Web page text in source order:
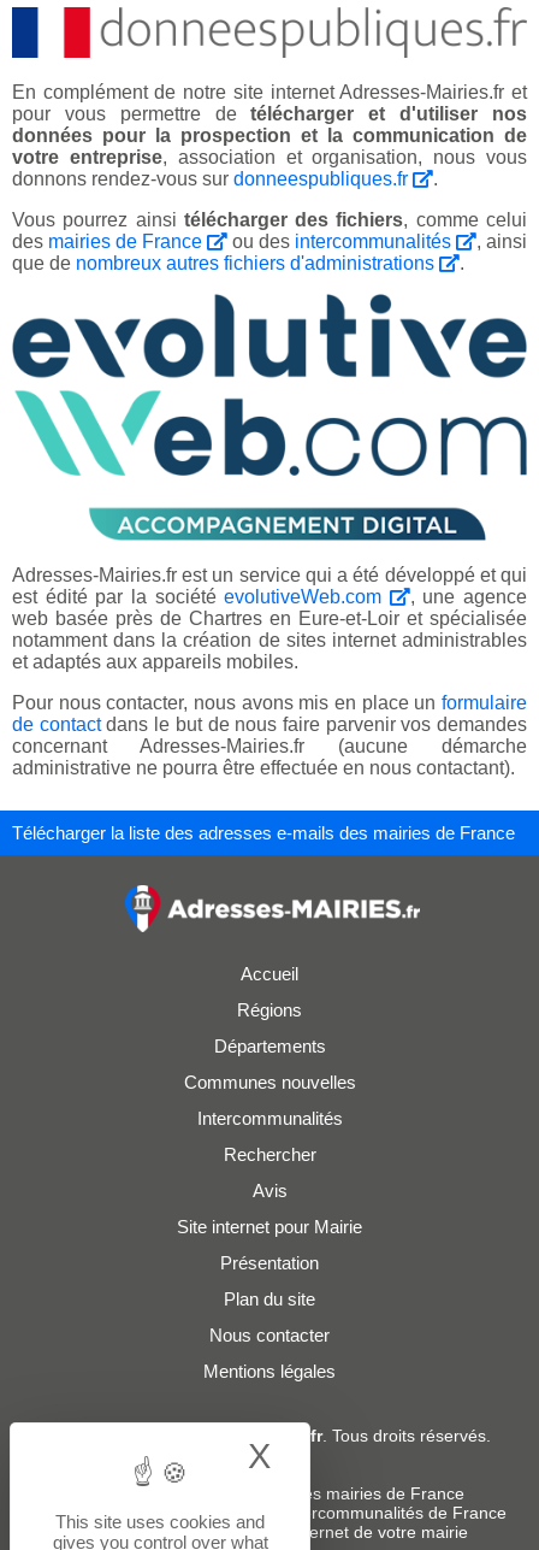
En complément de notre site internet Adresses-Mairies.fr et
pour vous permettre detélécharger et d'utiliser nos
données pour la prospection et la communication de
votre entreprise, association et organisation, nous vous
donnons rendez-vous sur donneespubliques.fr
.
Vous pourrez ainsi télécharger des fichiers, comme celui
des mairies de France ou des intercommunalités
, ainsi
que de nombreux autres fichiers d'administrations .
Adresses-Mairies.fr est un service qui a été développé et qui
est édité par la sociétéevolutiveWeb.com
, une agence
web basée près de Chartres en Eure-et-Loir et spécialisée
notamment dans la création de sites internet administrables
et adaptés aux appareils mobiles.
Pour nous contacter, nous avons mis en place un formulaire
de contactdans le but de nous faire parvenir vos demandes
concernant Adresses-Mairies.fr (aucune démarche
administrative ne pourra être effectuée en nous contactant).
Télécharger la liste des adresses e-mails des mairies de France
Accueil
Régions
Départements
Communes nouvelles
Intercommunalités
Rechercher
Avis
Site internet pour Mairie
Présentation
Plan du site
Nous contacter
Mentions légales
Adresses-Mairies.fr. Tous droits réservés.
Services :
Liste des adresses e-mails des mairies de France
Liste des adresses e-mails des intercommunalités de France
-Création ou refonte du site internet de votre mairie
This site uses cookies and
gives you control over what
X